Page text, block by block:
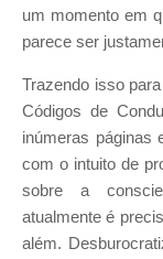
um momento em
parece ser
Trazendo isso
Códigos de
inúmeras páginas
com o intuito de
sobre a
atualmente é
além.